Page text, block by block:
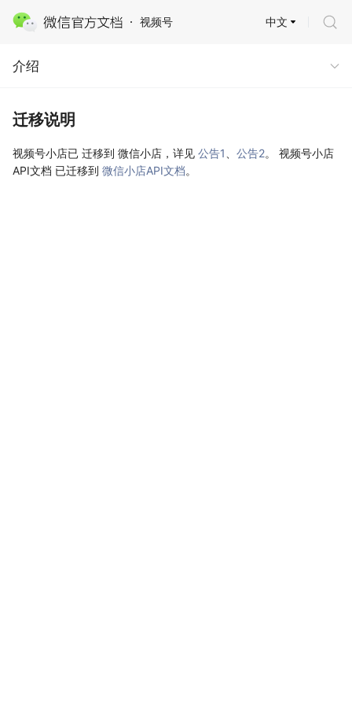
视频号
迁移说明
中文
介绍
迁移说明
视频号小店已 迁移到 微信小店，详见 公告1 公告2。 视频号小店
API文档 已迁移到 微信小店API文档。